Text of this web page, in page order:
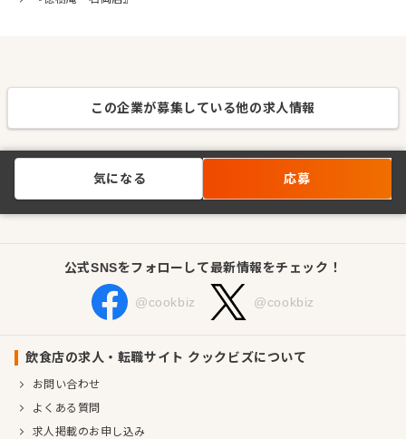
この企業が募集している他の求人情報
気になる 応募
公式SNSをフォローして最新情報をチェック！
@cookbiz @cookbiz
飲食店の求人・転職サイト クックビズについて
お問い合わせ
よくある質問
求人掲載のお申し込み